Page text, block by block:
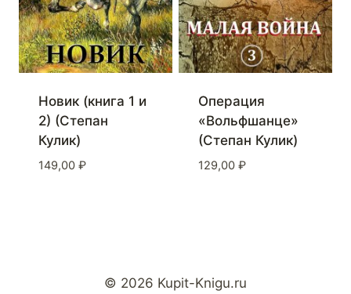
Новик (книга 1 и
2) (Степан
Кулик)
149,00 ₽
Операция
«Вольфшанце»
(Степан Кулик)
129,00 ₽
© 2026 Kupit-Knigu.ru